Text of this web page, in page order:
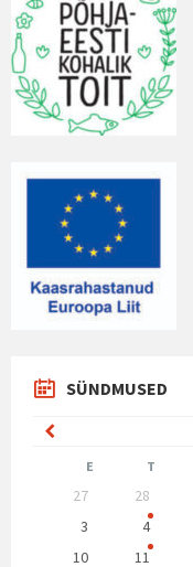
SÜNDMUSED
Previous
Month
E T
calendar
27 28
3
4
10
11